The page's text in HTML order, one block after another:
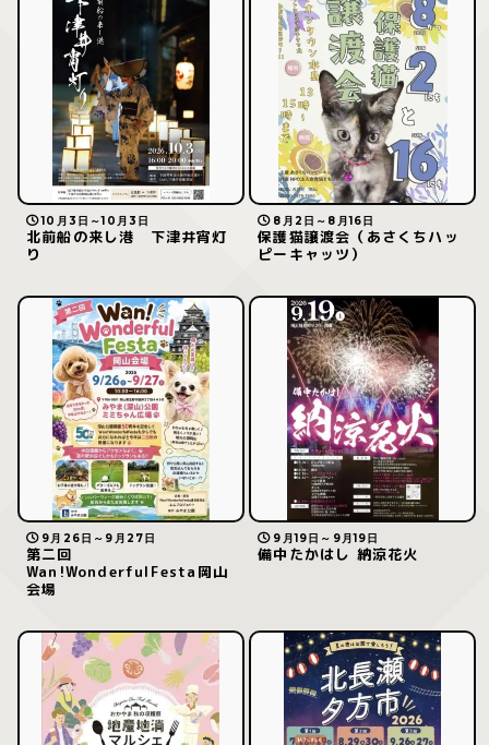
10月3日～10月3日
北前船の来し港 下津井宵灯
り
8月2日～8月16日
保護猫譲渡会（あさくちハッ
ピーキャッツ）
9月26日～9月27日
第二回
Wan!WonderfulFesta岡山
会場
9月19日～9月19日
備中たかはし 納涼花火